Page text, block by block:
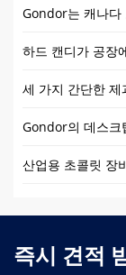
하드 캔디가 공장
세 가지 간단한 제
Gondor의 데스크
산업용 초콜릿 장
즉시 견적